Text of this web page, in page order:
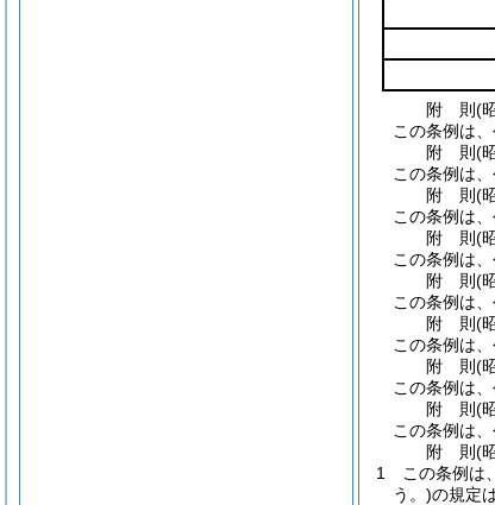
附 則(
この条例は
附 則(
この条例は
附 則(
この条例は
附 則(
この条例は
附 則(
この条例は
附 則(
この条例は
附 則(
この条例は
附 則(
この条例は
附 則(
1
この条例は
う。)の規定